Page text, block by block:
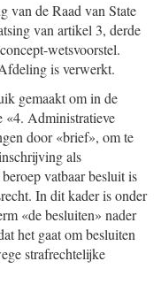
van de Raad van State
van artikel 3, derde
wetsvoorstel.
is verwerkt.
gemaakt om in de
«4. Administratieve
door «brief», om te
als
vatbaar besluit is
In dit kader is onder
«de besluiten» nader
het gaat om besluiten
strafrechtelijke